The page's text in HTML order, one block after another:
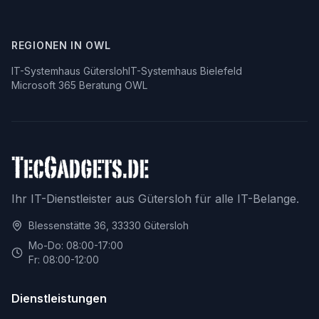
REGIONEN IN OWL
IT-Systemhaus GüterslohIT-Systemhaus Bielefeld
Microsoft 365 Beratung OWL
Ihr IT-Dienstleister aus Gütersloh für alle IT-Belange.
Blessenstätte 36, 33330 Gütersloh
Mo-Do: 08:00-17:00
Fr: 08:00-12:00
Dienstleistungen